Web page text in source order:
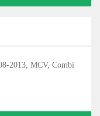
2013, MCV, Combi